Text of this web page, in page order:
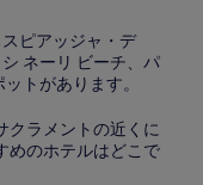
ピアッジャ・デ
ネーリ ビーチ、パ
トがあります。
クラメントの近くに
めのホテルはどこで